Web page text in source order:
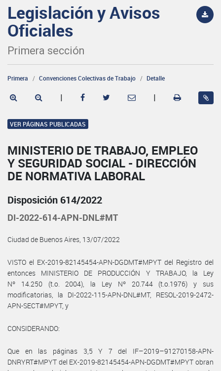
Legislación y Avisos
Oficiales
Primera sección
Primera Convenciones Colectivas de Trabajo Detalle
| |
VER PÁGINAS PUBLICADAS
MINISTERIO DE TRABAJO, EMPLEO
Y SEGURIDAD SOCIAL - DIRECCIÓN
DE NORMATIVA LABORAL
Disposición 614/2022
DI-2022-614-APN-DNL#MT
Ciudad de Buenos Aires, 13/07/2022
VISTO el EX-2019-82145454-APN-DGDMT#MPYT del Registro del
entonces MINISTERIO DE PRODUCCIÓN Y TRABAJO, la Ley
Nº 14.250 (t.o. 2004), la Ley Nº 20.744 (t.o.1976) y sus
modificatorias, la DI-2022-115-APN-DNL#MT, RESOL-2019-2472-
APN-SECT#MPYT, y
CONSIDERANDO:
Que en las páginas 3,5 Y 7 del IF–2019–91270158-APN-
DNRYRT#MPYT del EX-2019-82145454-APN-DGDMT#MPYT obran